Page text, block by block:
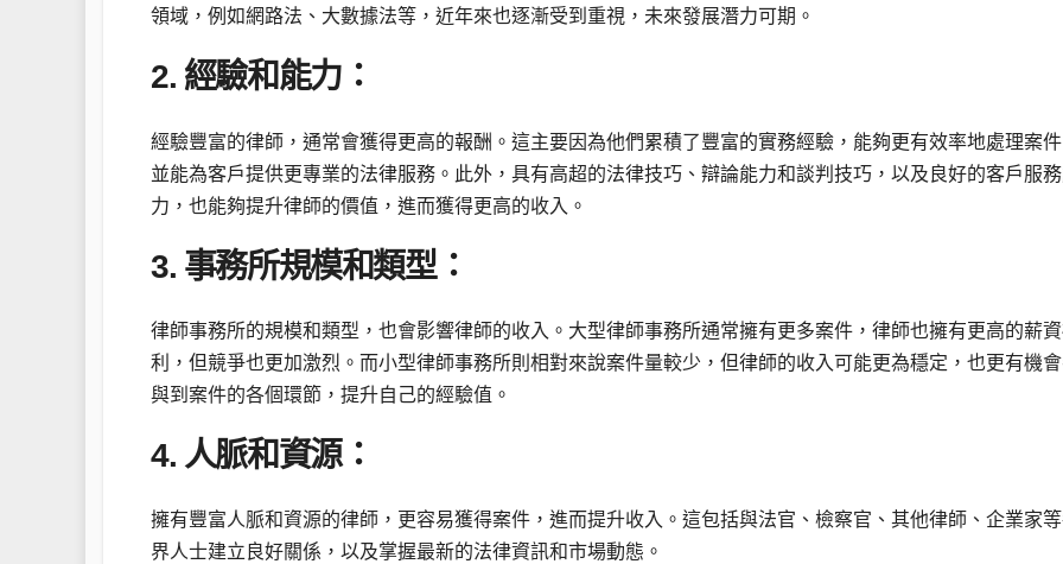
領域，例如網路法、大數據法等，近年來也逐漸受到重視，未來發展潛力可期。
2. 經驗和能力：
經驗豐富的律師，通常會獲得更高的報酬。這主要因為他們累積了豐富的實務經驗，能夠更有效率地處理案件
並能為客戶提供更專業的法律服務。此外，具有高超的法律技巧、辯論能力和談判技巧，以及良好的客戶服
力，也能夠提升律師的價值，進而獲得更高的收入。
3. 事務所規模和類型：
律師事務所的規模和類型，也會影響律師的收入。大型律師事務所通常擁有更多案件，律師也擁有更高的薪
利，但競爭也更加激烈。而小型律師事務所則相對來說案件量較少，但律師的收入可能更為穩定，也更有機
與到案件的各個環節，提升自己的經驗值。
4. 人脈和資源：
擁有豐富人脈和資源的律師，更容易獲得案件，進而提升收入。這包括與法官、檢察官、其他律師、企業家
界人士建立良好關係，以及掌握最新的法律資訊和市場動態。